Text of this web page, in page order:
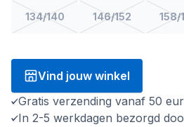
134/140 146/152 158/
Vind jouw winkel
Gratis verzending vanaf 50
In 2-5 werkdagen bezorgd